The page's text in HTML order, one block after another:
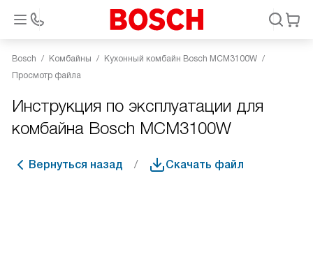
Bosch Комбайны
Кухонный комбайн Bosch MCM3100W
Просмотр файла
Инструкция по эксплуатации для
комбайна Bosch MCM3100W
Вернуться назад Скачать файл